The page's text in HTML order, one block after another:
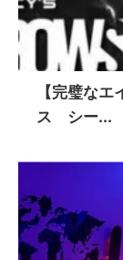
【完璧な
ス シー...